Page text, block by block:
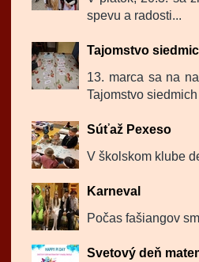
spevu a radosti...
Tajomstvo
13. marca sa na
Tajomstvo
Súťaž Pexeso
V školskom klube
Karneval
Počas fašiangov
Svetový deň